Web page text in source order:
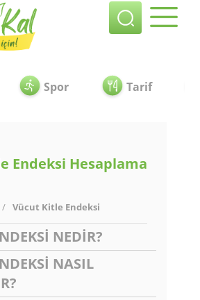
Spor Tarif
Endeksi Hesaplama
/ Vücut Kitle Endeksi
NEDİR?
NASIL